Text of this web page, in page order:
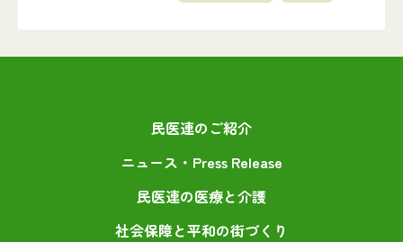
民医連のご紹介
ニュース・Press Release
民医連の医療と介護
社会保障と平和の街づくり